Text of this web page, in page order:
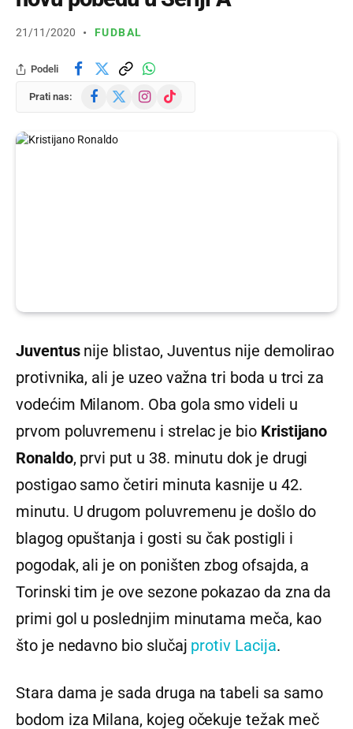
21/11/2020 FUDBAL
Podeli
Prati nas: Facebook
(Twitter)
Instagram
TikTok
Juventusnije blistao, Juventus nije demolirao
protivnika, ali je uzeo važna tri boda u trci za
vodećim Milanom. Oba gola smo videli u
prvom poluvremenu i strelac je bio Kristijano
Ronaldo, prvi put u 38. minutu dok je drugi
postigao samo četiri minuta kasnije u 42.
minutu. U drugom poluvremenu je došlo do
blagog opuštanja i gosti su čak postigli i
pogodak, ali je on poništen zbog ofsajda, a
Torinski tim je ove sezone pokazao da zna da
primi gol u poslednjim minutama meča, kao
što je nedavno bio slučaj protiv Lacija.
Stara dama je sada druga na tabeli sa samo
bodom iza Milana, kojeg očekuje težak meč